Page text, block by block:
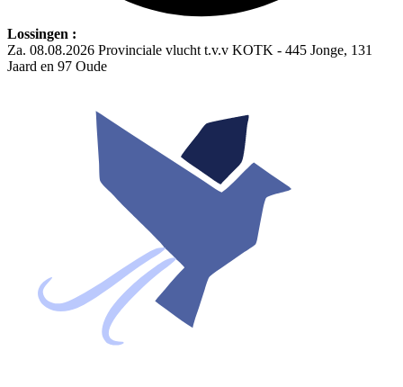
Lossingen :
Za. 08.08.2026 Provinciale vlucht t.v.v KOTK - 445 Jonge, 131
Jaard en 97 Oude